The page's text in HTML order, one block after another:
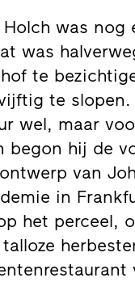
was
was
te
te
wel, maar
begon hij de
van
in
het perceel,